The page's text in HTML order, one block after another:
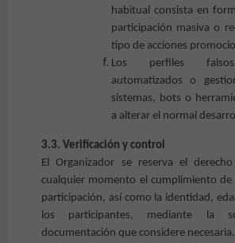
habitual consista en
participación masiva o
tipo de acciones
Los perfiles
automatizados o
sistemas, bots o
a alterar el normal
3.3. Verificación y control
El Organizador se reserva el
cualquier momento el cumplimiento de
participación, así como la identidad,
los participantes, mediante la
documentación que considere necesaria.